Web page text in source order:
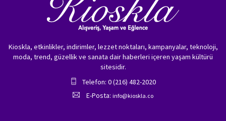
Kioskla, etkinlikler, indirimler, lezzet noktaları, kampanyalar, teknoloji,
moda, trend, güzellik ve sanata dair haberleri içeren yaşam kültürü
sitesidir.
Telefon: 0 (216) 482-2020
E-Posta: info@kioskla.co